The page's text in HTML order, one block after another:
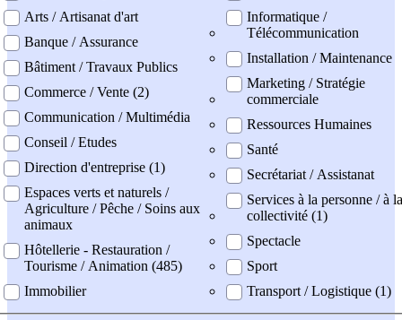
Arts / Artisanat d'art
Banque / Assurance
Bâtiment / Travaux Publics
Commerce / Vente (2)
Communication / Multimédia
Conseil / Etudes
Direction d'entreprise (1)
Espaces verts et naturels /
Agriculture / Pêche / Soins aux
animaux
Hôtellerie - Restauration /
Tourisme / Animation (485)
Immobilier
Informatique /
Télécommunication
Installation / Maintenance
Marketing / Stratégie
commerciale
Ressources Humaines
Santé
Secrétariat / Assistanat
Services à la personne / à la
collectivité (1)
Spectacle
Sport
Transport / Logistique (1)